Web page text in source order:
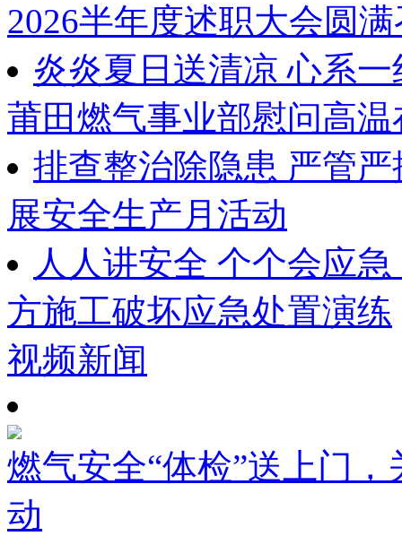
2026半年度述职大会圆
炎炎夏日送清凉 心系
莆田燃气事业部慰问高
排查整治除隐患 严管
展安全生产月活动
人人讲安全 个个会应
方施工破坏应急处置演练
视频新闻
燃气安全“体检”送上门
动